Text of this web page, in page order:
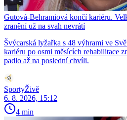
Gutová-Behramiová končí kariéru.
zranění už na svah nevrátí
Švýcarská lyžařka s 48 výhrami ve
kariéru po osmi měsících rehabilitace
padlo až na poslední chvíli.
SportyŽivě
6. 8. 2026, 15:12
4 min